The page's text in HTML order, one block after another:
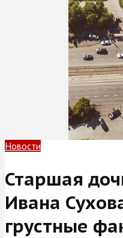
Новости
Старшая
Ивана
грустные